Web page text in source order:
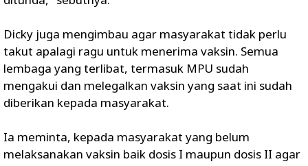
Dicky juga mengimbau agar masyarakat tidak perlu
takut apalagi ragu untuk menerima vaksin. Semua
lembaga yang terlibat, termasuk MPU sudah
mengakui dan melegalkan vaksin yang saat ini sudah
diberikan kepada masyarakat.
Ia meminta, kepada masyarakat yang belum
melaksanakan vaksin baik dosis I maupun dosis II agar